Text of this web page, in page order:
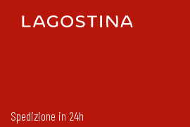
Spedizione in 24h